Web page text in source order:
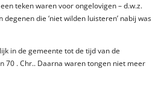
teken waren voor ongelovigen – d.w.z.
die ‘niet wilden luisteren’ nabij was
in de gemeente tot de tijd van de
70 . Chr.. Daarna waren tongen niet meer